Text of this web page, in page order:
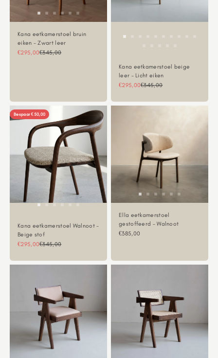
Kana eetkamerstoel bruin
eiken - Zwart leer
Aanbiedingsprijs
€295,00Normale prijs
€345,00
Kana eetkamerstoel beige
leer - Licht eiken
Aanbiedingsprijs
€295,00Normale prijs
€345,00
Bespaar €50,00
Kana eetkamerstoel Walnoot -
Beige stof
Aanbiedingsprijs
€295,00Normale prijs
€345,00
Ella eetkamerstoel
gestoffeerd - Walnoot
Aanbiedingsprijs
€385,00